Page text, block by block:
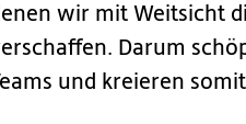
wir mit Weitsicht
Darum
und kreieren